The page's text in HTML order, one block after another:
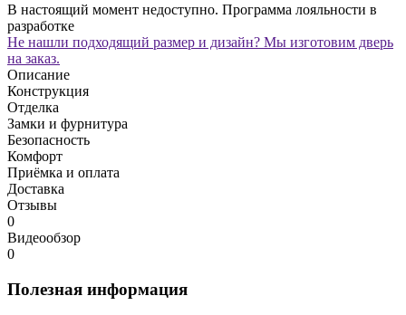
В настоящий момент недоступно. Программа лояльности в
разработке
Не нашли подходящий размер и дизайн? Мы изготовим дверь
на заказ.
Описание
Конструкция
Отделка
Замки и фурнитура
Безопасность
Комфорт
Приёмка и оплата
Доставка
Отзывы
0
Видеообзор
0
Полезная информация